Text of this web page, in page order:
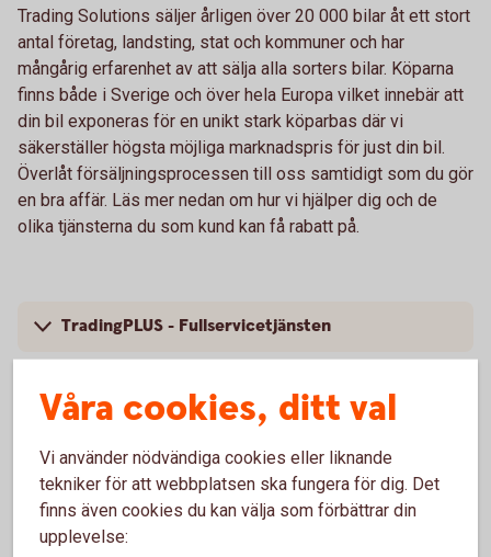
Trading Solutions säljer årligen över 20 000 bilar åt ett stort
antal företag, landsting, stat och kommuner och har
mångårig erfarenhet av att sälja alla sorters bilar. Köparna
finns både i Sverige och över hela Europa vilket innebär att
din bil exponeras för en unikt stark köparbas där vi
säkerställer högsta möjliga marknadspris för just din bil.
Överlåt försäljningsprocessen till oss samtidigt som du gör
en bra affär. Läs mer nedan om hur vi hjälper dig och de
olika tjänsterna du som kund kan få rabatt på.
TradingPLUS - Fullservicetjänsten
Våra cookies, ditt val
Vi använder nödvändiga cookies eller liknande
tekniker för att webbplatsen ska fungera för dig. Det
finns även cookies du kan välja som förbättrar din
upplevelse: